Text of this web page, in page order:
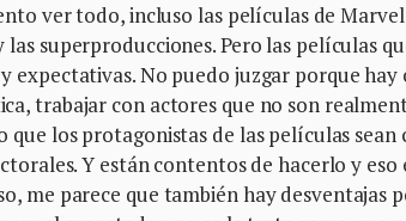
ver todo, incluso las películas de
las superproducciones. Pero las películas
expectativas. No puedo juzgar porque
trabajar con actores que no son
que los protagonistas de las películas
Y están contentos de hacerlo y
me parece que también hay desventajas